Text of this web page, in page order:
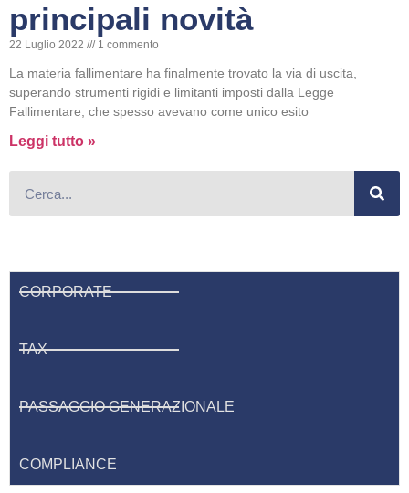
principali novità
22 Luglio 2022 1 commento
La materia fallimentare ha finalmente trovato la via di uscita,
superando strumenti rigidi e limitanti imposti dalla Legge
Fallimentare, che spesso avevano come unico esito
Leggi tutto »
CORPORATE
TAX
PASSAGGIO GENERAZIONALE
COMPLIANCE